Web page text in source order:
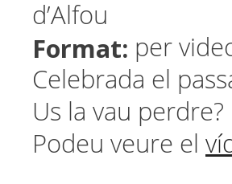
d’Alfou
Format: per
Celebrada el
Us la vau perdre?
Podeu veure el